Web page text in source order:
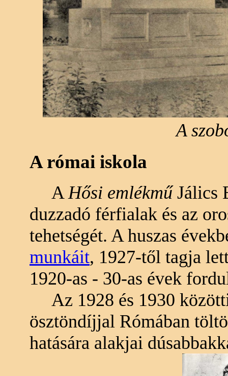
A
A római iskola
AHősi emlékműJálics
duzzadó férfialak és az
tehetségét. A huszas
munkáit, 1927-től tagja
1920-as - 30-as évek
Az 1928 és 1930
ösztöndíjjal Rómában
hatására alakjai